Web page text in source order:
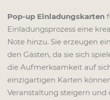
Pop-up Einladungskarten
Einladungsprozess eine
Note hinzu. Sie erzeugen
den Gästen, da sie sich
die Aufmerksamkeit auf
einzigartigen Karten
Veranstaltung steigern und